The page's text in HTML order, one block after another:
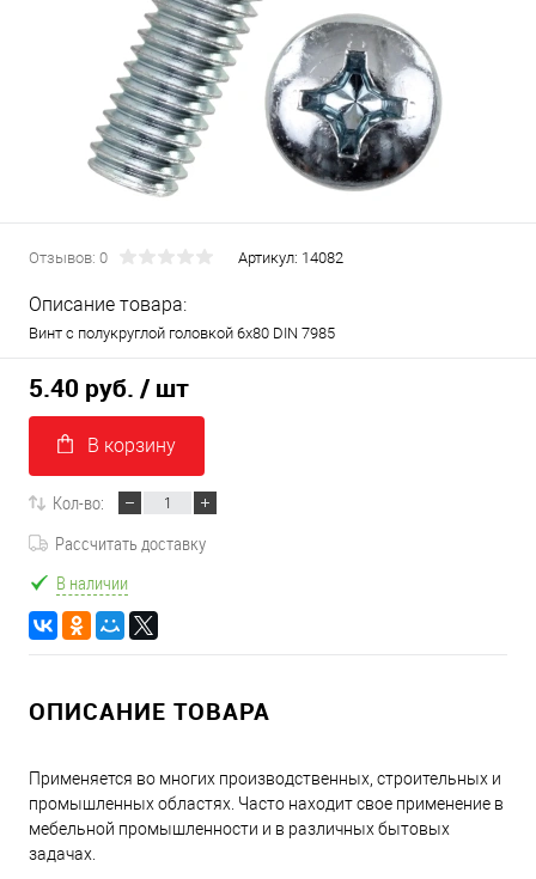
Отзывов: 0 Артикул: 14082
Описание товара:
Винт с полукруглой головкой 6х80 DIN 7985
5.40 руб. / шт
В корзину
Кол-во:
Рассчитать доставку
В наличии
ОПИСАНИЕ ТОВАРА
Применяется во многих производственных, строительных и
промышленных областях. Часто находит свое применение в
мебельной промышленности и в различных бытовых
задачах.